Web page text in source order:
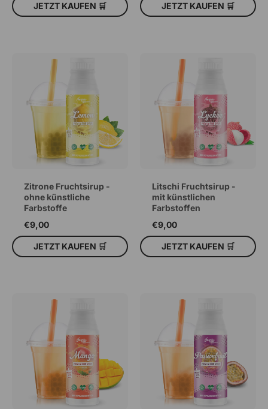
JETZT KAUFEN 🛒
IN DEN WARENKORB
JETZT KAUFEN 🛒
IN DEN WARENKORB
Zitrone Fruchtsirup -
ohne künstliche
Farbstoffe
€9,00
JETZT KAUFEN 🛒
IN DEN WARENKORB
Litschi Fruchtsirup -
mit künstlichen
Farbstoffen
€9,00
JETZT KAUFEN 🛒
IN DEN WARENKORB